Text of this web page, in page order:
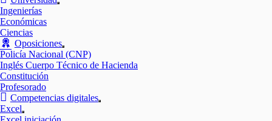
Mostrar
Ingenierías
Económicas
Ciencias
Oposiciones
Mostrar
el
submenú
Policía Nacional (CNP)
Inglés Cuerpo Técnico de Hacienda
Constitución
Profesorado
Competencias digitales
Mostrar
Excel
Mostrar